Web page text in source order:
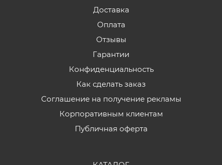
Доставка
Оплата
Отзывы
Гарантии
Конфиденциальность
Как сделать заказ
Соглашение на получение рекламы
Корпоративным клиентам
Публичная оферта